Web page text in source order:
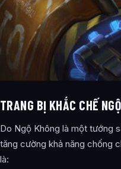
TRANG BỊ KHẮC CHẾ
Do Ngộ Không là một tướng
tăng cường khả năng chống
là: